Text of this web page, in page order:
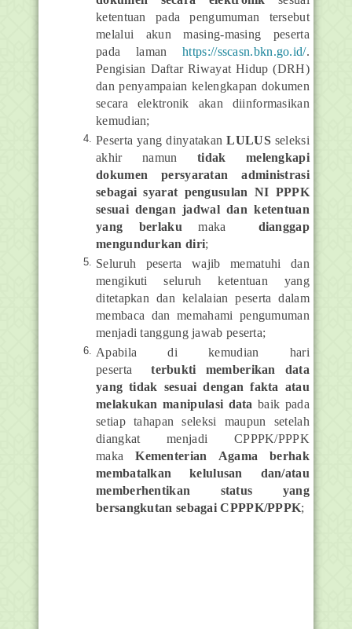
ketentuan pada pengumuman tersebut
melalui akun masing-masing peserta
pada lamanhttps://sscasn.bkn.go.id/.
Pengisian Daftar Riwayat Hidup (DRH)
dan penyampaian kelengkapan dokumen
secara elektronik akan diinformasikan
kemudian;
Peserta yang dinyatakanLULUSseleksi
akhir namun tidak melengkapi
dokumen persyaratan administrasi
sebagai syarat pengusulan NI PPPK
sesuai dengan jadwal dan ketentuan
yang berlaku maka
dianggap
mengundurkan diri;
Seluruh peserta wajib mematuhi dan
mengikuti seluruh ketentuan yang
ditetapkan dan kelalaian peserta dalam
membaca dan memahami pengumuman
menjadi tanggung jawab peserta;
Apabila di kemudian hari
peserta
terbukti memberikan data
yang tidak sesuai dengan fakta atau
melakukan manipulasi data baik pada
setiap tahapan seleksi maupun setelah
diangkat menjadi CPPPK/PPPK
makaKementerian Agama berhak
membatalkan kelulusan dan/atau
memberhentikan status yang
bersangkutan sebagai CPPPK/PPPK;